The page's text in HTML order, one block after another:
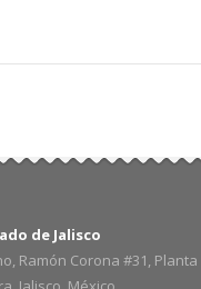
de Jalisco
Ramón Corona #31, Planta